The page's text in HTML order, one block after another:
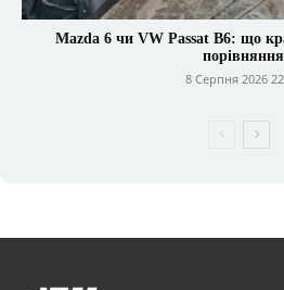
Mazda 6 чи VW Passat B6: що
порівняння
8 Серпня 2026